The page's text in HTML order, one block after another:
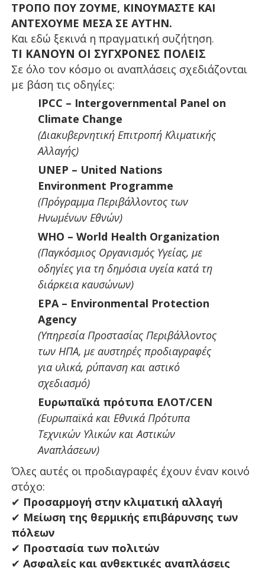
ΤΡΟΠΟ ΠΟΥ ΖΟΥΜΕ, ΚΙΝΟΥΜΑΣΤΕ ΚΑΙ
ΑΝΤΕΧΟΥΜΕ ΜΕΣΑ ΣΕ ΑΥΤΗΝ.
Και εδώ ξεκινά η πραγματική συζήτηση.
ΤΙ ΚΑΝΟΥΝ ΟΙ ΣΥΓΧΡΟΝΕΣ ΠΟΛΕΙΣ
Σε όλο τον κόσμο οι αναπλάσεις σχεδιάζονται
με βάση τις οδηγίες:
IPCC – Intergovernmental Panel on
Climate Change
(Διακυβερνητική Επιτροπή Κλιματικής
Αλλαγής)
UNEP – United Nations
Environment Programme
(Πρόγραμμα Περιβάλλοντος των
Ηνωμένων Εθνών)
WHO – World Health Organization
(Παγκόσμιος Οργανισμός Υγείας, με
οδηγίες για τη δημόσια υγεία κατά τη
διάρκεια καυσώνων)
EPA – Environmental Protection
Agency
(Υπηρεσία Προστασίας Περιβάλλοντος
των ΗΠΑ, με αυστηρές προδιαγραφές
για υλικά, ρύπανση και αστικό
σχεδιασμό)
Ευρωπαϊκά πρότυπα ΕΛΟΤ/CEN
(Ευρωπαϊκά και Εθνικά Πρότυπα
Τεχνικών Υλικών και Αστικών
Αναπλάσεων)
Όλες αυτές οι προδιαγραφές έχουν έναν κοινό
στόχο:
✔ Προσαρμογή στην κλιματική αλλαγή
✔ Μείωση της θερμικής επιβάρυνσης των
πόλεων
✔ Προστασία των πολιτών
✔ Ασφαλείς και ανθεκτικές αναπλάσεις